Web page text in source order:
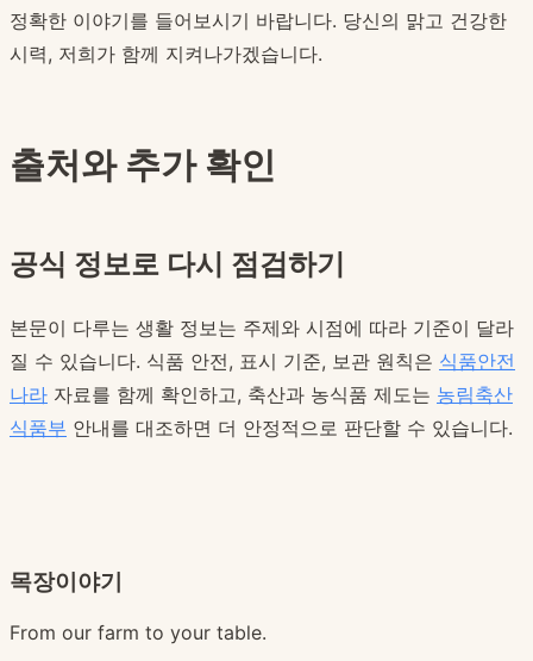
정확한 이야기를 들어보시기 바랍니다. 당신의 맑고 건강한
시력, 저희가 함께 지켜나가겠습니다.
출처와 추가 확인
공식 정보로 다시 점검하기
본문이 다루는 생활 정보는 주제와 시점에 따라 기준이 달라
질 수 있습니다. 식품 안전, 표시 기준, 보관 원칙은 식품안전
나라 자료를 함께 확인하고, 축산과 농식품 제도는 농림축산
식품부 안내를 대조하면 더 안정적으로 판단할 수 있습니다.
목장이야기
From our farm to your table.